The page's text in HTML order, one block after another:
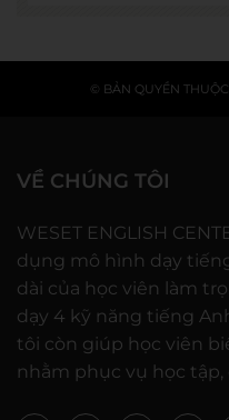
© BẢN QUYỀN
VỀ CHÚNG TÔI
WESET ENGLISH
dụng mô hình dạy
dài của học viên làm
dạy 4 kỹ năng tiếng
tôi còn giúp học viên
nhằm phục vụ học tập,